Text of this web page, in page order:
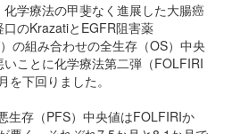
学療法の甲斐なく進展した大腸癌
口のKrazatiとEGFR阻害薬
の組み合わせの全生存（OS）中央
ことに化学療法第二弾（FOLFIRI
下回りました。
生存（PFS）中央値はFOLFIRIか